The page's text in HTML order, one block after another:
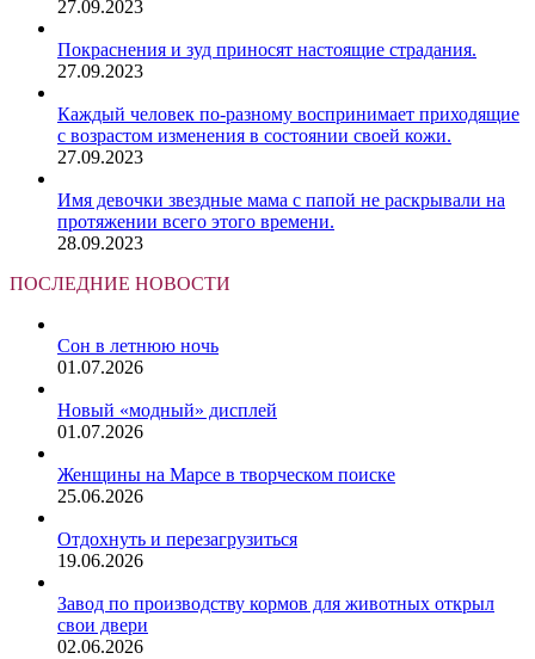
27.09.2023
Покраснения и зуд приносят настоящие страдания.
27.09.2023
Каждый человек по-разному воспринимает приходящие
с возрастом изменения в состоянии своей кожи.
27.09.2023
Имя девочки звездные мама с папой не раскрывали на
протяжении всего этого времени.
28.09.2023
ПОСЛЕДНИЕ НОВОСТИ
Сон в летнюю ночь
01.07.2026
Новый «модный» дисплей
01.07.2026
Женщины на Марсе в творческом поиске
25.06.2026
Отдохнуть и перезагрузиться
19.06.2026
Завод по производству кормов для животных открыл
свои двери
02.06.2026